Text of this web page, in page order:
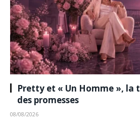
Pretty et « Un Homme », la
des promesses
08/08/2026